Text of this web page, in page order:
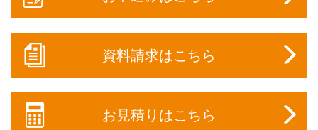
資料請求はこちら
お見積りはこちら